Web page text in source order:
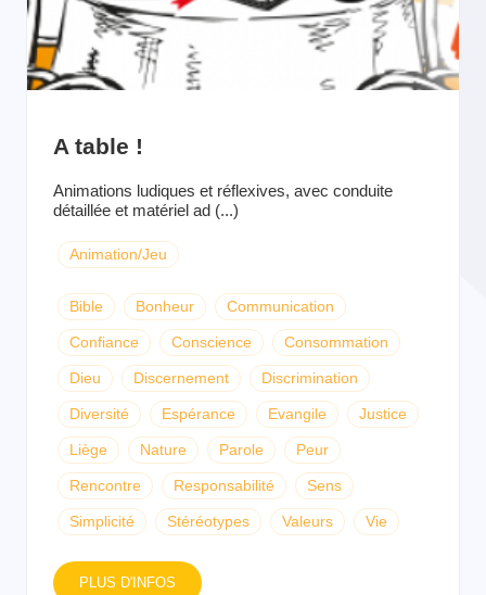
A table !
Animations ludiques et réflexives, avec conduite
détaillée et matériel ad (...)
Animation/Jeu
Bible Bonheur Communication
Confiance Conscience Consommation
Dieu Discernement Discrimination
Diversité Espérance Evangile Justice
Liège Nature Parole Peur
Rencontre Responsabilité Sens
Simplicité Stéréotypes Valeurs Vie
PLUS D'INFOS